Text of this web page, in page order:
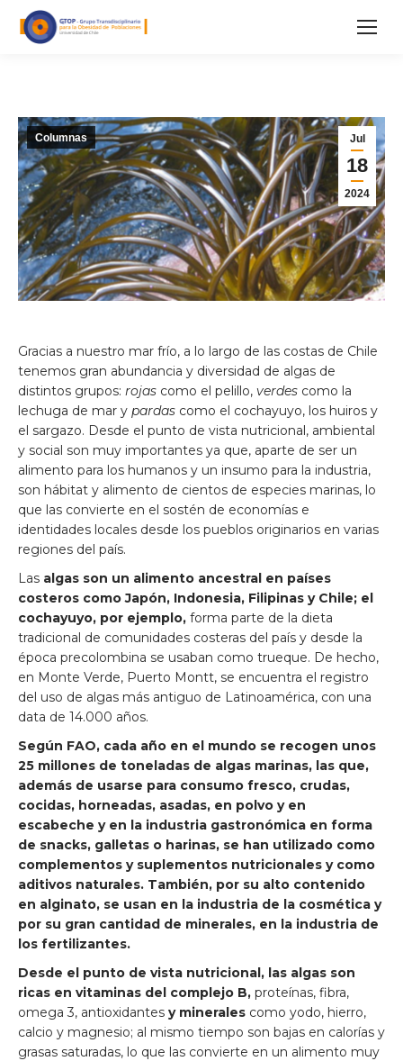
Jul
18
2024
Columnas
Gracias a nuestro mar frío, a lo largo de las costas de Chile
tenemos gran abundancia y diversidad de algas de
distintos grupos: rojas como el pelillo, verdes como la
lechuga de mar y pardas como el cochayuyo, los huiros y
el sargazo. Desde el punto de vista nutricional, ambiental
y social son muy importantes ya que, aparte de ser un
alimento para los humanos y un insumo para la industria,
son hábitat y alimento de cientos de especies marinas, lo
que las convierte en el sostén de economías e
identidades locales desde los pueblos originarios en varias
regiones del país.
Las algas son un alimento ancestral en países
costeros como Japón, Indonesia, Filipinas y Chile; el
cochayuyo, por ejemplo, forma parte de la dieta
tradicional de comunidades costeras del país y desde la
época precolombina se usaban como trueque. De hecho,
en Monte Verde, Puerto Montt, se encuentra el registro
del uso de algas más antiguo de Latinoamérica, con una
data de 14.000 años.
Según FAO, cada año en el mundo se recogen unos
25 millones de toneladas de algas marinas, las que,
además de usarse para consumo fresco, crudas,
cocidas, horneadas, asadas, en polvo y en
escabeche y en la industria gastronómica en forma
de snacks, galletas o harinas, se han utilizado como
complementos y suplementos nutricionales y como
aditivos naturales. También, por su alto contenido
en alginato, se usan en la industria de la cosmética y
por su gran cantidad de minerales, en la industria de
los fertilizantes.
Desde el punto de vista nutricional, las algas son
ricas en vitaminas del complejo B, proteínas, fibra,
omega 3, antioxidantes y minerales como yodo, hierro,
calcio y magnesio; al mismo tiempo son bajas en calorías y
grasas saturadas, lo que las convierte en un alimento muy